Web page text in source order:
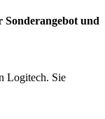
Sonderangebot und
Logitech. Sie